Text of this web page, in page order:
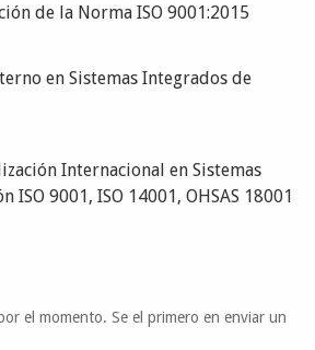
de la Norma ISO 9001:2015
en Sistemas Integrados de
Internacional en Sistemas
ISO 9001, ISO 14001, OHSAS 18001
el momento. Se el primero en enviar un